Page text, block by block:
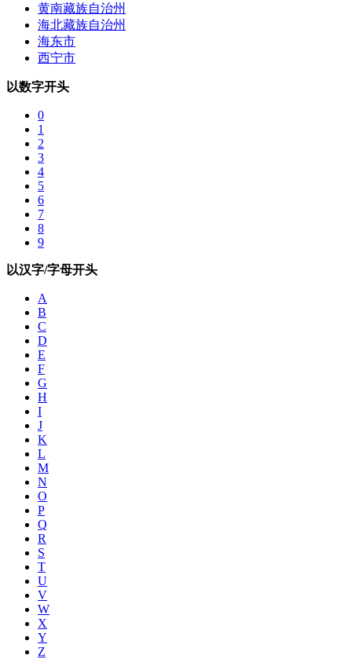
黄南藏族自治州
海北藏族自治州
海东市
西宁市
以数字开头
0
1
2
3
4
5
6
7
8
9
以汉字/字母开头
A
B
C
D
E
F
G
H
I
J
K
L
M
N
O
P
Q
R
S
T
U
V
W
X
Y
Z